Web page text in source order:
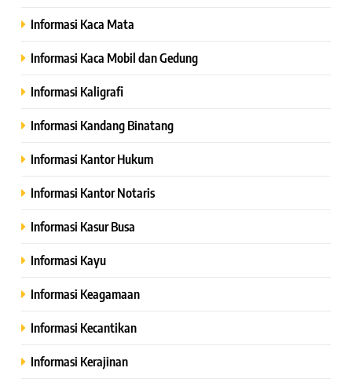
Informasi Kaca Mata
Informasi Kaca Mobil dan Gedung
Informasi Kaligrafi
Informasi Kandang Binatang
Informasi Kantor Hukum
Informasi Kantor Notaris
Informasi Kasur Busa
Informasi Kayu
Informasi Keagamaan
Informasi Kecantikan
Informasi Kerajinan